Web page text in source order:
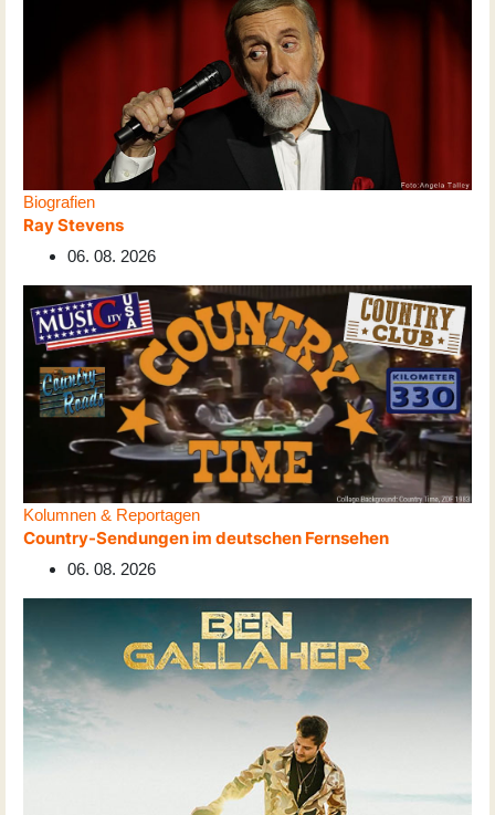
Biografien
Ray Stevens
06. 08. 2026
Kolumnen & Reportagen
Country-Sendungen im deutschen Fernsehen
06. 08. 2026